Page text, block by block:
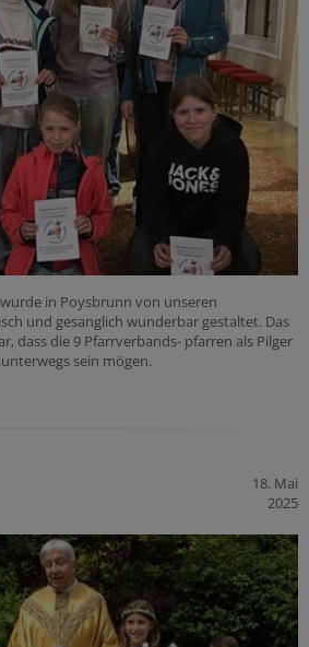
in Poysbrunn von unseren
und gesanglich wunderbar gestaltet. Das
dass die 9 Pfarrverbands- pfarren als Pilger
sein mögen.
18. Mai
2025